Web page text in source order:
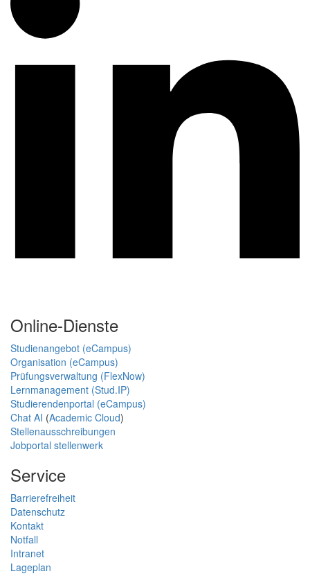
Online-Dienste
Studienangebot (eCampus)
Organisation (eCampus)
Prüfungsverwaltung (FlexNow)
Lernmanagement (Stud.IP)
Studierendenportal (eCampus)
Chat AI (Academic Cloud)
Stellenausschreibungen
Jobportal stellenwerk
Service
Barrierefreiheit
Datenschutz
Kontakt
Notfall
Intranet
Lageplan